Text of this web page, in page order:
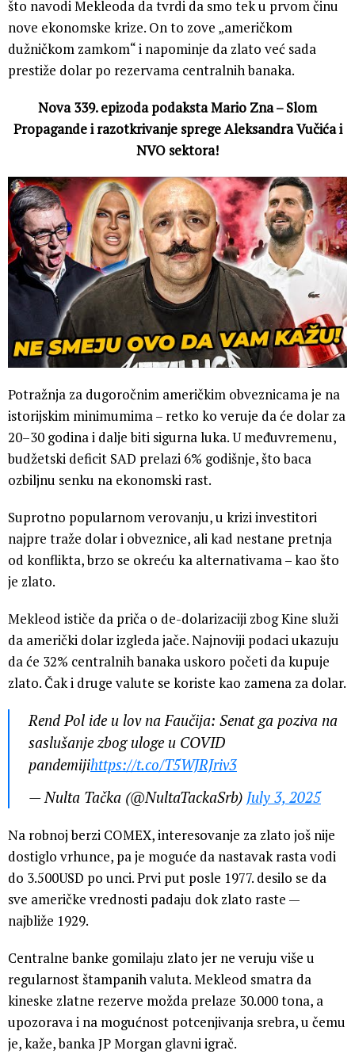
što navodi Mekleoda da tvrdi da smo tek u prvom činu
nove ekonomske krize. On to zove „američkom
dužničkom zamkom“ i napominje da zlato već sada
prestiže dolar po rezervama centralnih banaka.
Nova 339. epizoda podaksta Mario Zna – Slom
Propagande i razotkrivanje sprege Aleksandra Vučića i
NVO sektora!
Potražnja za dugoročnim američkim obveznicama je na
istorijskim minimumima – retko ko veruje da će dolar za
20–30 godina i dalje biti sigurna luka. U međuvremenu,
budžetski deficit SAD prelazi 6% godišnje, što baca
ozbiljnu senku na ekonomski rast.
Suprotno popularnom verovanju, u krizi investitori
najpre traže dolar i obveznice, ali kad nestane pretnja
od konflikta, brzo se okreću ka alternativama – kao što
je zlato.
Mekleod ističe da priča o de-dolarizaciji zbog Kine služi
da američki dolar izgleda jače. Najnoviji podaci ukazuju
da će 32% centralnih banaka uskoro početi da kupuje
zlato. Čak i druge valute se koriste kao zamena za dolar.
Rend Pol ide u lov na Faučija: Senat ga poziva na
saslušanje zbog uloge u COVID
pandemijihttps://t.co/T5WJRJriv3
— Nulta Tačka (@NultaTackaSrb) July 3, 2025
Na robnoj berzi COMEX, interesovanje za zlato još nije
dostiglo vrhunce, pa je moguće da nastavak rasta vodi
do 3.500USD po unci. Prvi put posle 1977. desilo se da
sve američke vrednosti padaju dok zlato raste —
najbliže 1929.
Centralne banke gomilaju zlato jer ne veruju više u
regularnost štampanih valuta. Mekleod smatra da
kineske zlatne rezerve možda prelaze 30.000 tona, a
upozorava i na mogućnost potcenjivanja srebra, u čemu
je, kaže, banka JP Morgan glavni igrač.